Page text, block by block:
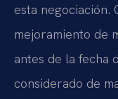
esta negociación.
mejoramiento de
antes de la fecha
considerado de